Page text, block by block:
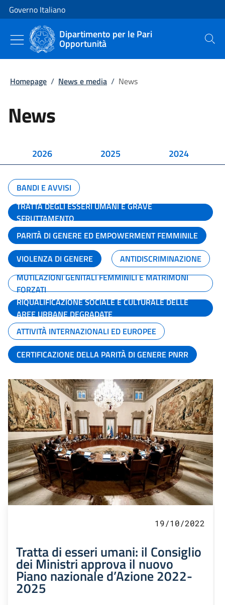
Vai al contenuto
Vai alla navigazione del sito
Governo Italiano
Dipartimento per le Pari
Opportunità Cerca
Homepage / News e media / News
News
2026 2025 2024
BANDI E AVVISI
TRATTA DEGLI ESSERI UMANI E GRAVE
SFRUTTAMENTO
PARITÀ DI GENERE ED EMPOWERMENT FEMMINILE
VIOLENZA DI GENERE
ANTIDISCRIMINAZIONE
MUTILAZIONI GENITALI FEMMINILI E MATRIMONI
FORZATI
RIQUALIFICAZIONE SOCIALE E CULTURALE DELLE
AREE URBANE DEGRADATE
ATTIVITÀ INTERNAZIONALI ED EUROPEE
CERTIFICAZIONE DELLA PARITÀ DI GENERE PNRR
19/10/2022
Tratta di esseri umani: il Consiglio
dei Ministri approva il nuovo
Piano nazionale d’Azione 2022-
2025